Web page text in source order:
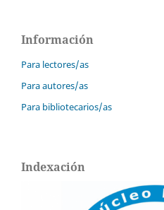
Información
Para lectores/as
Para autores/as
Para bibliotecarios/as
Indexación